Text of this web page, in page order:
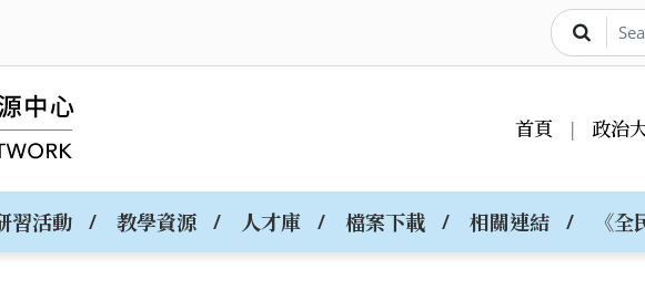
首頁 政治
習活動 教學資源 人才庫 檔案下載 相關連結 《